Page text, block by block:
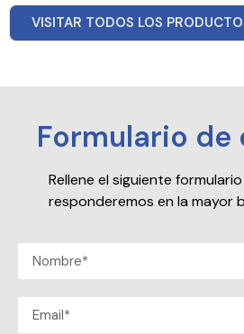
VISITAR TODOS LOS
Formulario
Rellene el siguiente
responderemos en la mayor